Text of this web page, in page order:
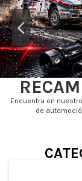
Encuentra en
de